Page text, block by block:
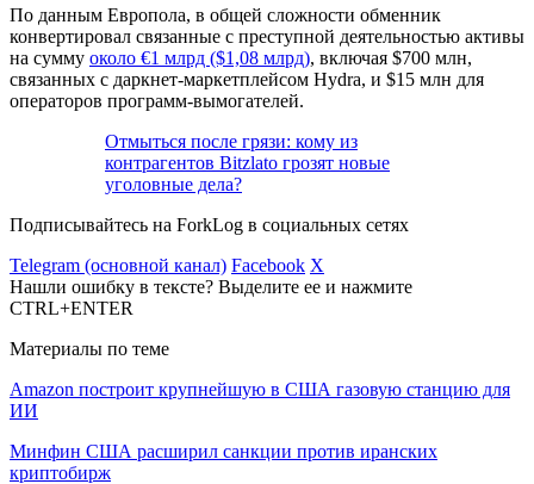
По данным Европола, в общей сложности обменник
конвертировал связанные с преступной деятельностью активы
на сумму около €1 млрд ($1,08 млрд), включая $700 млн,
связанных с даркнет-маркетплейсом Hydra, и $15 млн для
операторов программ-вымогателей.
Отмыться после грязи: кому из
контрагентов Bitzlato грозят новые
уголовные дела?
Подписывайтесь на ForkLog в социальных сетях
Telegram (основной канал) Facebook X
Нашли ошибку в тексте? Выделите ее и нажмите
CTRL+ENTER
Материалы по теме
Amazon построит крупнейшую в США газовую станцию для
ИИ
Минфин США расширил санкции против иранских
криптобирж